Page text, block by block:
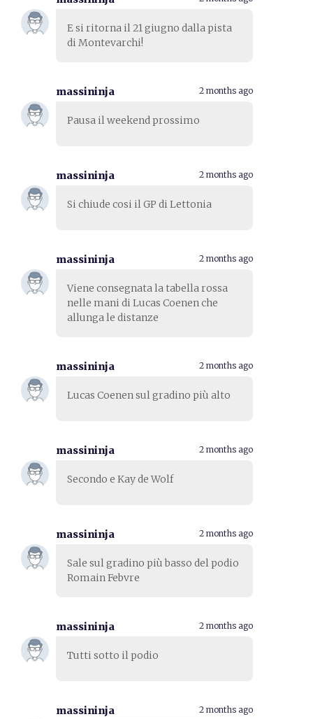
E si ritorna il 21 giugno dalla pista
di Montevarchi!
Pausa il weekend prossimo
2 months ago
massininja
Si chiude cosi il GP di Lettonia
2 months ago
massininja
Viene consegnata la tabella rossa
nelle mani di Lucas Coenen che
allunga le distanze
2 months ago
massininja
Lucas Coenen sul gradino più alto
2 months ago
massininja
Secondo e Kay de Wolf
2 months ago
massininja
Sale sul gradino più basso del podio
Romain Febvre
2 months ago
massininja
Tutti sotto il podio
2 months ago
massininja
2 months ago
massininja